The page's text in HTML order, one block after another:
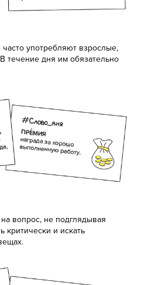
употребляют взрослые,
течение дня им обязательно
вопрос, не подглядывая
критически и искать